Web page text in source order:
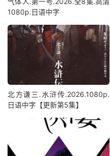
1080p.日语中字
北方谦三.水浒传.2026.1080p.
日语中字【更新第5集】